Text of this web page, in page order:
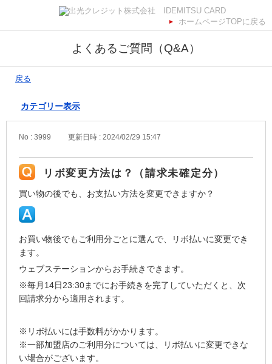
ホームページTOPに戻る
よくあるご質問（Q&A）
戻る
カテゴリー表示
No : 3999 更新日時 : 2024/02/29 15:47
リボ変更方法は？（請求未確定分）
買い物の後でも、お支払い方法を変更できますか？
お買い物後でもご利用分ごとに選んで、リボ払いに変更でき
ます。
ウェブステーションからお手続きできます。
※毎月14日23:30までにお手続きを完了していただくと、次
回請求分から適用されます。
※リボ払いには手数料がかかります。
※一部加盟店のご利用分については、リボ払いに変更できな
い場合がございます。